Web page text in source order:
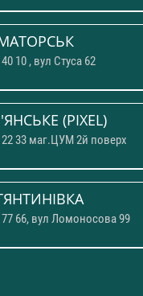
10 , вул Стуса 62
(PIXEL)
22 33 маг.ЦУМ 2й поверх
77 66, вул Ломоносова 99